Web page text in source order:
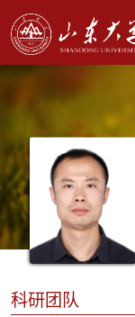
科研团队